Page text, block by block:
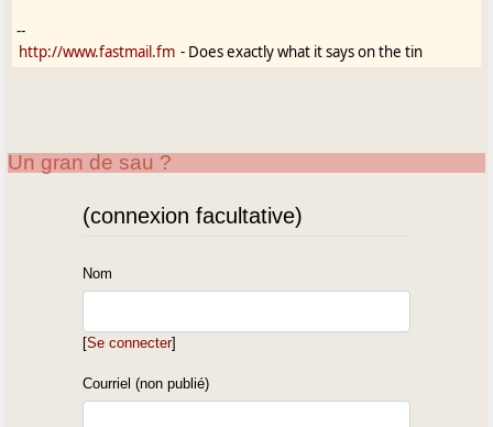
--
http://www.fastmail.fm - Does exactly what it says on the tin
Un gran de sau ?
(connexion facultative)
Nom
[Se connecter]
Courriel (non publié)